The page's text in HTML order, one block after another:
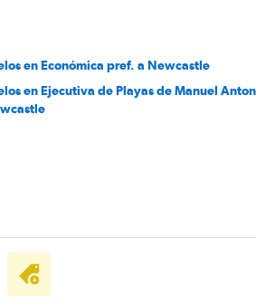
en Económica pref. a Newcastle
en Ejecutiva de Playas de Manuel